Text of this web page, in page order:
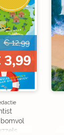
€ 12,99
3,99